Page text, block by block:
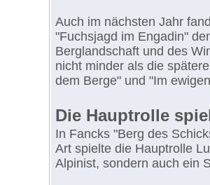
Auch im nächsten Jahr
"Fuchsjagd im Engadin"
Berglandschaft und des
nicht minder als die
dem Berge" und "Im
Die Hauptrolle
In Fancks "Berg des
Art spielte die Hauptrolle
Alpinist, sondern auch ein